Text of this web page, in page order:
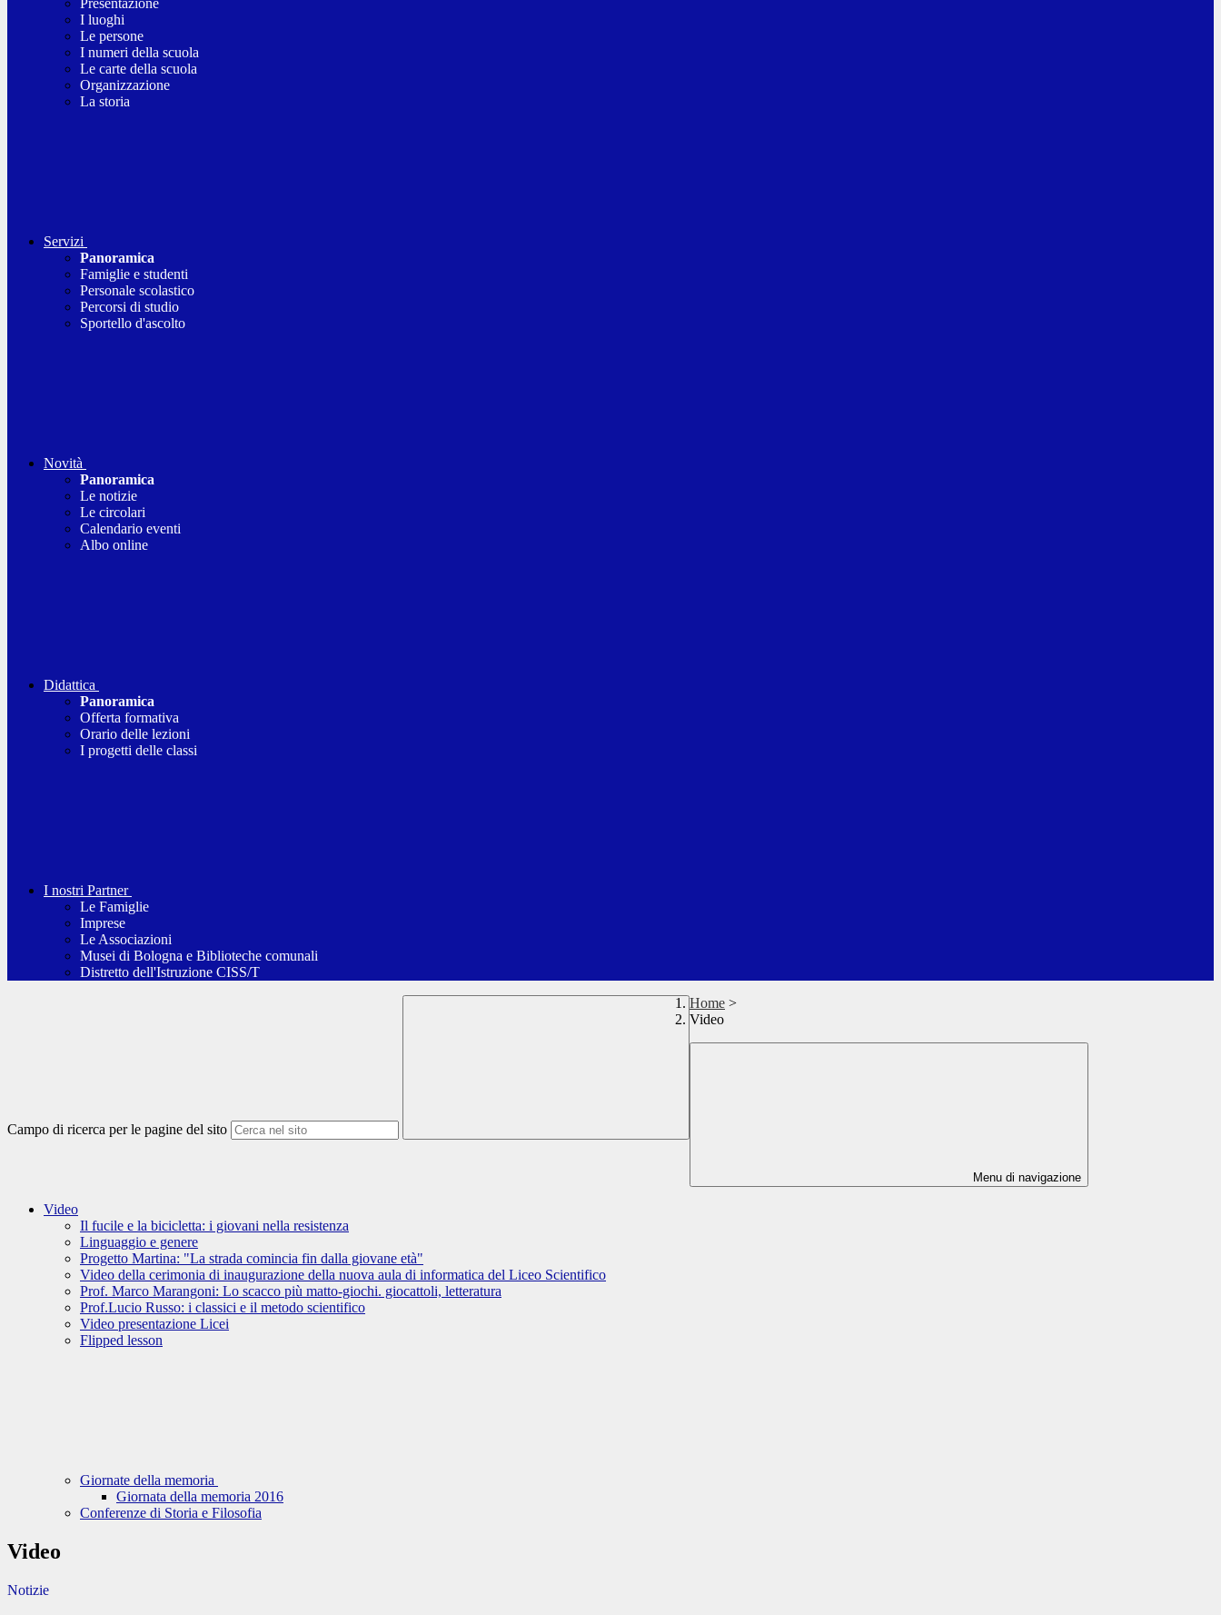
Presentazione
I luoghi
Le persone
I numeri della scuola
Le carte della scuola
Organizzazione
La storia
Servizi
Panoramica
Famiglie e studenti
Personale scolastico
Percorsi di studio
Sportello d'ascolto
Novità
Panoramica
Le notizie
Le circolari
Calendario eventi
Albo online
Didattica
Panoramica
Offerta formativa
Orario delle lezioni
I progetti delle classi
I nostri Partner
Le Famiglie
Imprese
Le Associazioni
Musei di Bologna e Biblioteche comunali
Distretto dell'Istruzione CISS/T
Campo di ricerca per le pagine del sito
Home >
Video
Menu di navigazione
Video
Il fucile e la bicicletta: i giovani nella resistenza
Linguaggio e genere
Progetto Martina: "La strada comincia fin dalla giovane età"
Video della cerimonia di inaugurazione della nuova aula di informatica del Liceo Scientifico
Prof. Marco Marangoni: Lo scacco più matto-giochi. giocattoli, letteratura
Prof.Lucio Russo: i classici e il metodo scientifico
Video presentazione Licei
Flipped lesson
Giornate della memoria
Giornata della memoria 2016
Conferenze di Storia e Filosofia
Video
Notizie